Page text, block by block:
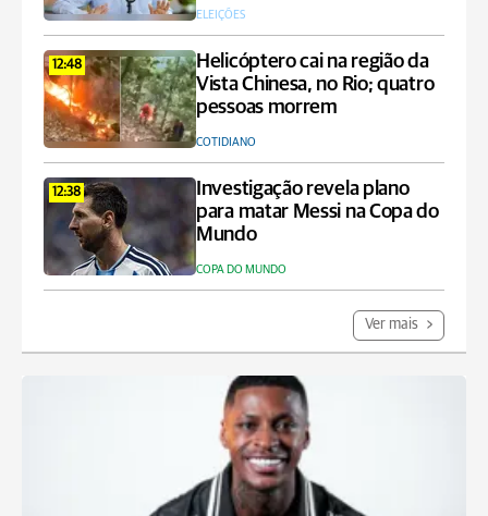
ELEIÇÕES
12:48
Helicóptero cai na região da
Vista Chinesa, no Rio; quatro
pessoas morrem
COTIDIANO
12:38
Investigação revela plano
para matar Messi na Copa do
Mundo
COPA DO MUNDO
Ver mais